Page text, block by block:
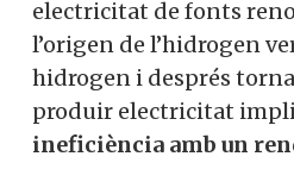
que directament no es
electricitat. En altres
electricitat de fonts
l’origen de l’hidrogen
hidrogen i després